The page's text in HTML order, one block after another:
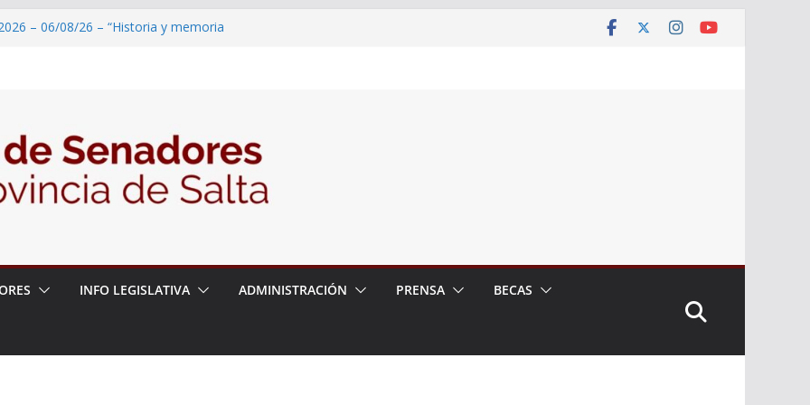
– 06/08/26 – “Historia y memoria
– 06/08/26 – Presentación del libro
del Dr. Víctor Alfredo Frías
– 06/08/26 – 82° Edición de la Expo
INFO LEGISLATIVA ADMINISTRACIÓN PRENSA BECAS